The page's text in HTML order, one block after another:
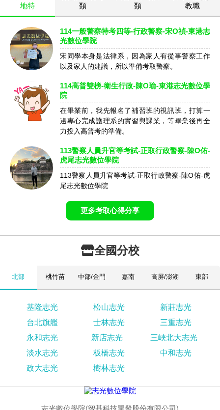
地特
類
類
教職
114一般警察特考四等-行政警察-宋O禎-東港志
光數位學院
宋同學本身是法律系，因為家人有從事警察工作
以及家人的建議，所以準備考取警察。
114高普雙榜-衛生行政-陳O瑜-東港志光數位學
院
在畢業前，我先報名了補習班的視訊班，打算一
邊專心完成護理系的實習與課業，等畢業後再全
力投入高普考的準備。
113警察人員升官等考試-正取行政警察-陳O佑-
虎尾志光數位學院
113警察人員升官等考試-正取行政警察-陳O佑-虎
尾志光數位學院
更多考取心得分享
全國分校
北部 桃竹苗 中部/金門 嘉南 高屏/澎湖 東部
基隆志光 松山志光
新莊志光
台北旗艦
士林志光
三重志光
永和志光
新店志光
三峽北大志光
淡水志光
板橋志光
中和志光
政大志光
樹林志光
志光數位學院(智基科技開發股份有限公司)